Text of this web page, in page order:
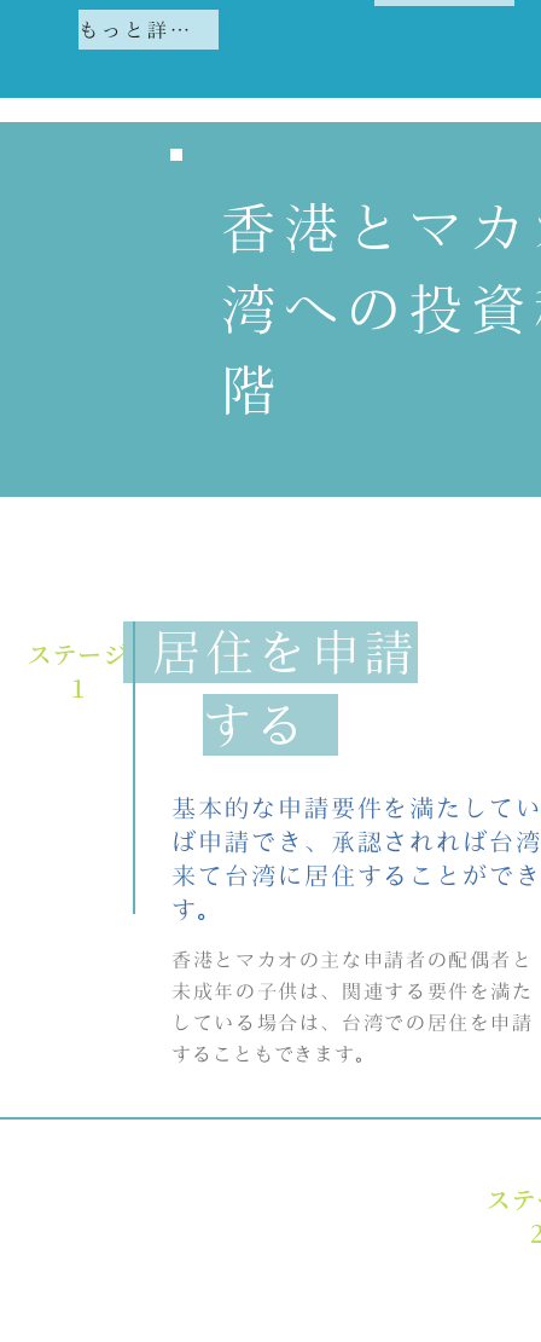
もっと詳しく知る
香港とマ
湾への投
階
居住を申請
する
ステージ
1
基本的な申請要件を満たして
ば申請でき、承認されれば台
来て台湾に居住することがで
す。
香港とマカオの主な申請者の配偶者と
未成年の子供は、関連する要件を満た
している場合は、台湾での居住を申請
することもできます。
ス